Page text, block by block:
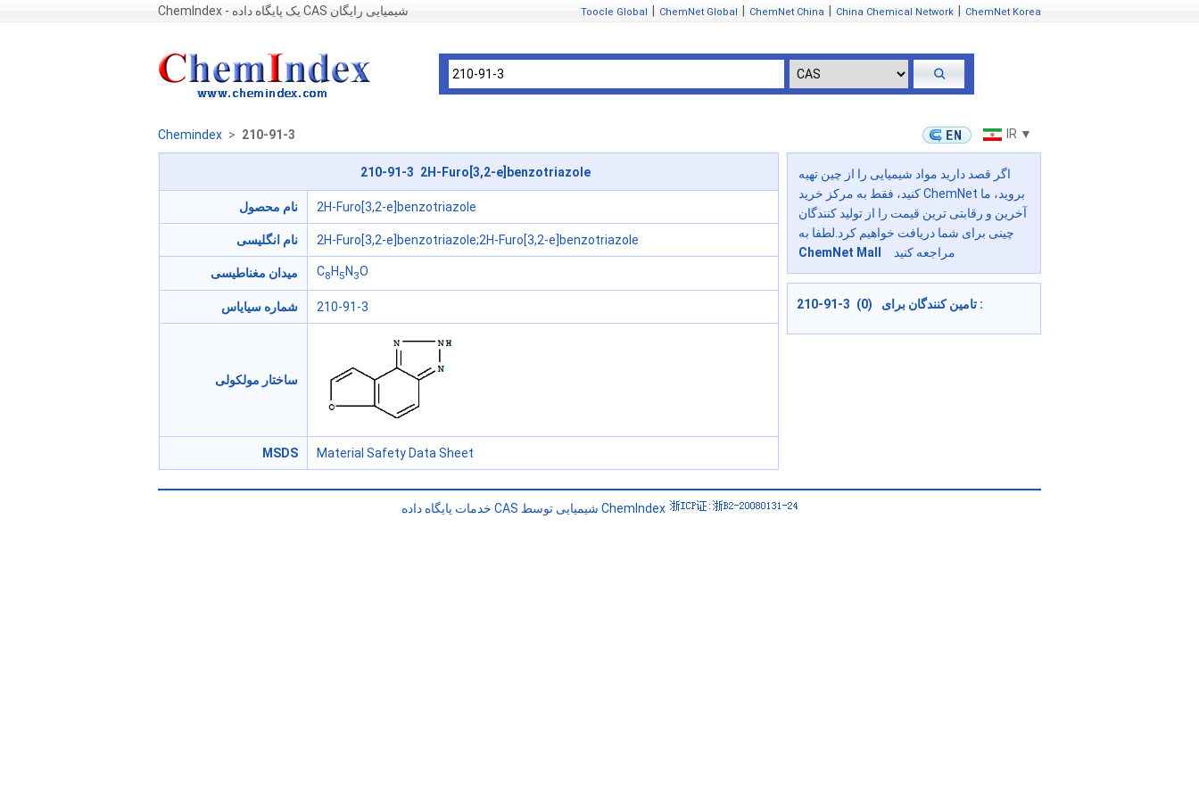
ChemIndex - یک پایگاه داده CAS شیمیایی رایگان Toocle Global ChemNet Global ChemNet China China Chemical Network ChemNet Korea
Chemindex > 210-91-3 IR ▼
210-91-3 2H-Furo[3,2-e]benzotriazole
نام محصول 2H-Furo[3,2-e]benzotriazole
نام انگلیسی 2H-Furo[3,2-e]benzotriazole;2H-Furo[3,2-e]benzotriazole
میدان مغناطیسی C8 H 5 N 3O
شماره سیایاس 210-91-3
ساختار مولکولی
MSDS Material Safety Data Sheet
اگر قصد دارید مواد شیمیایی را از چین تهیه
کنید، فقط به مرکز خرید ChemNet بروید، ما
آخرین و رقابتی ترین قیمت را از تولید کنندگان
چینی برای شما دریافت خواهیم کرد.لطفا به
ChemNet Mall
مراجعه کنید
210-91-3 (0) تامین کنندگان برای :
خدمات پایگاه داده CAS شیمیایی توسط ChemIndex